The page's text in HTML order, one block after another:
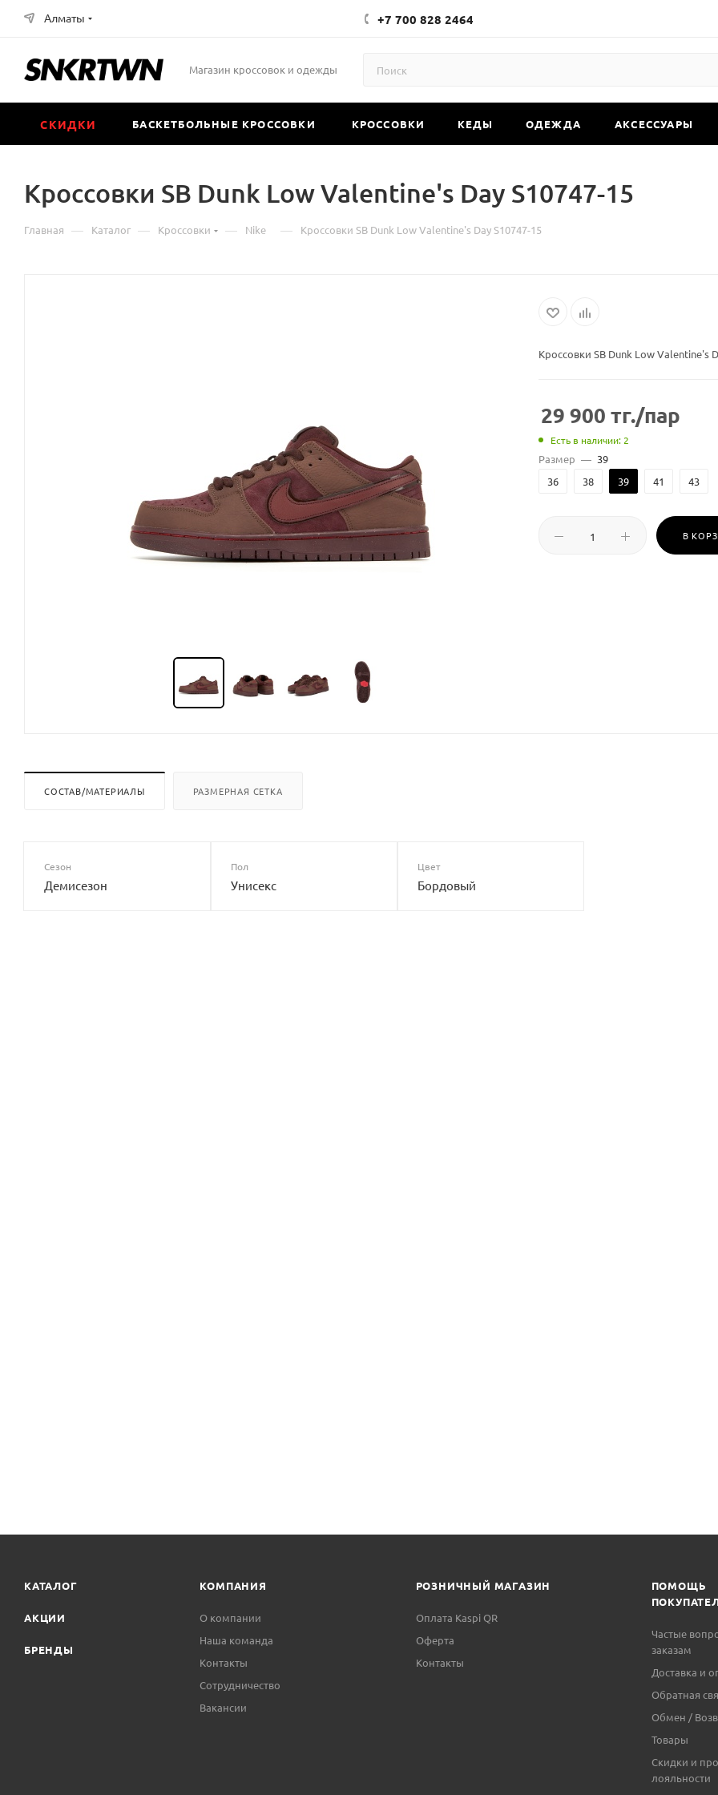
Алматы +7 700 828 2464
Магазин кроссовок и одежды
СКИДКИ БАСКЕТБОЛЬНЫЕ КРОССОВКИ КРОССОВКИ КЕДЫ ОДЕЖДА АКСЕССУАРЫ
Кроссовки SB Dunk Low Valentine's Day S10747-15
Главная — Каталог — Кроссовки — Nike — Кроссовки SB Dunk Low Valentine's Day S10747-15
Кроссовки SB Dunk Low Valentine's
29 900 тг./пар
Есть в наличии: 2
Размер — 39
36
38 39 41 43
В
СОСТАВ/МАТЕРИАЛЫ РАЗМЕРНАЯ СЕТКА
Сезон
Демисезон
Пол
Унисекс
Цвет
Бордовый
КАТАЛОГ
АКЦИИ
БРЕНДЫ
КОМПАНИЯ
О компании
Наша команда
Контакты
Сотрудничество
Вакансии
РОЗНИЧНЫЙ МАГАЗИН
Оплата Kaspi QR
Оферта
Контакты
ПОМОЩЬ
Частые
заказам
Доставка и
Обратная
Обмен /
Товары
Скидки и
лояльности